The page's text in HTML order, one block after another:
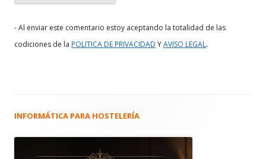
- Al enviar este comentario estoy aceptando la totalidad de las
codiciones de la POLITICA DE PRIVACIDAD YAVISO LEGAL.
Barra
INFORMÁTICA PARA HOSTELERÍA